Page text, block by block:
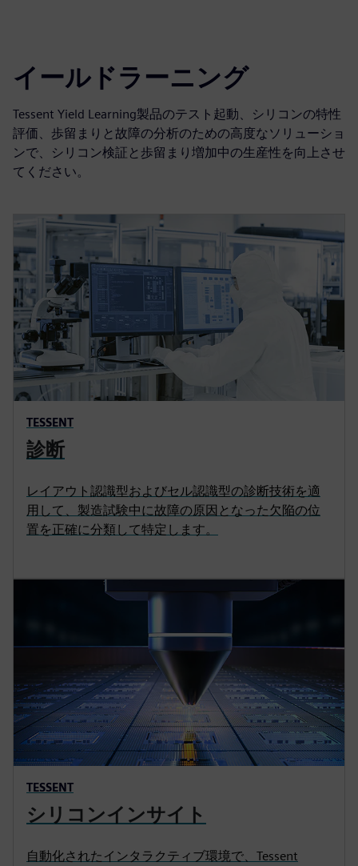
イールドラーニング
Tessent Yield Learning製品のテスト起動、シリコンの特性
評価、歩留まりと故障の分析のための高度なソリューショ
ンで、シリコン検証と歩留まり増加中の生産性を向上させ
てください。
TESSENT
診断
レイアウト認識型およびセル認識型の診断技術を適
用して、製造試験中に故障の原因となった欠陥の位
置を正確に分類して特定します。
TESSENT
シリコンインサイト
自動化されたインタラクティブ環境で、Tessent